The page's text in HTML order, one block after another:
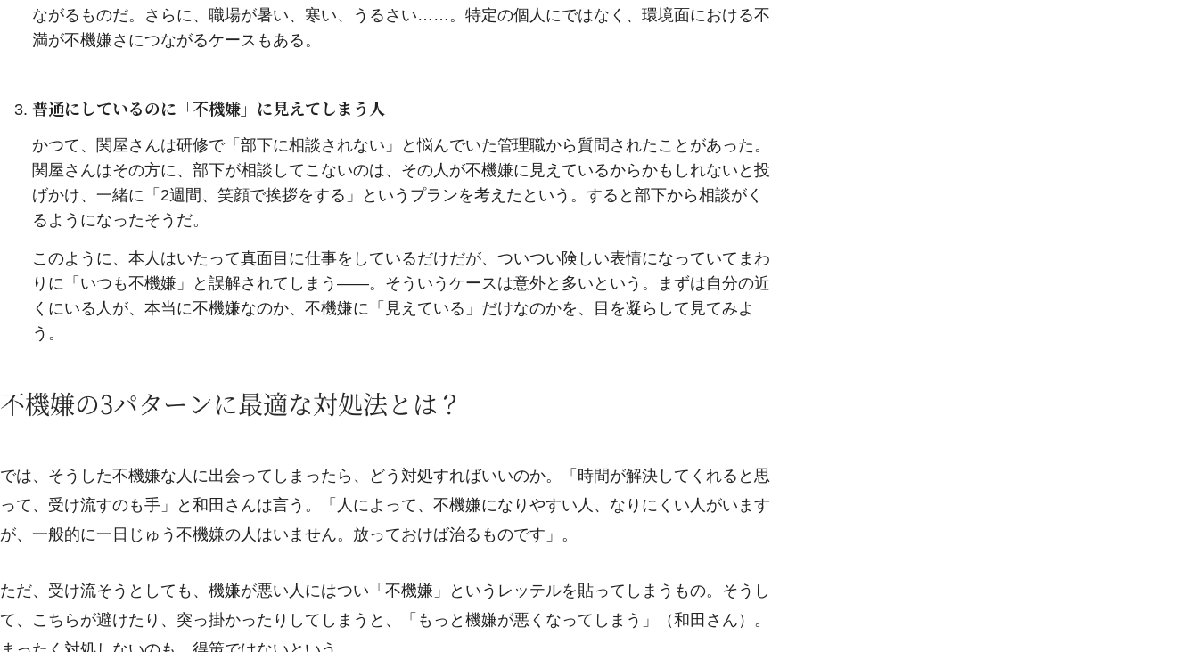
ながるものだ。さらに、職場が暑い、寒い、うるさい……。特定の個人にではなく、環境面における不
満が不機嫌さにつながるケースもある。
普通にしているのに「不機嫌」に見えてしまう人
かつて、関屋さんは研修で「部下に相談されない」と悩んでいた管理職から質問されたことがあった。
関屋さんはその方に、部下が相談してこないのは、その人が不機嫌に見えているからかもしれないと投
げかけ、一緒に「2週間、笑顔で挨拶をする」というプランを考えたという。すると部下から相談がく
るようになったそうだ。
このように、本人はいたって真面目に仕事をしているだけだが、ついつい険しい表情になっていてまわ
りに「いつも不機嫌」と誤解されてしまう――。そういうケースは意外と多いという。まずは自分の近
くにいる人が、本当に不機嫌なのか、不機嫌に「見えている」だけなのかを、目を凝らして見てみよ
う。
不機嫌の3パターンに最適な対処法とは？
では、そうした不機嫌な人に出会ってしまったら、どう対処すればいいのか。「時間が解決してくれると思
って、受け流すのも手」と和田さんは言う。「人によって、不機嫌になりやすい人、なりにくい人がいます
が、一般的に一日じゅう不機嫌の人はいません。放っておけば治るものです」。
ただ、受け流そうとしても、機嫌が悪い人にはつい「不機嫌」というレッテルを貼ってしまうもの。そうし
て、こちらが避けたり、突っ掛かったりしてしまうと、「もっと機嫌が悪くなってしまう」（和田さん）。